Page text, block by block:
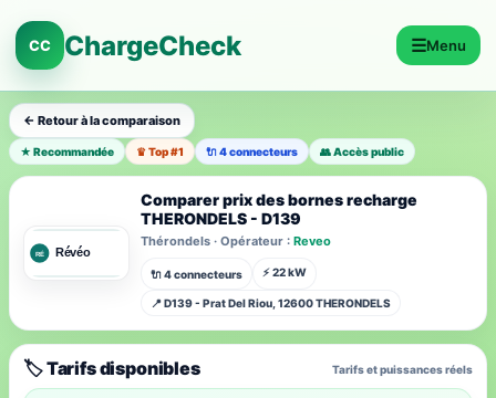
CC ChargeCheck ☰Menu
← Retour à la comparaison
★ Recommandée ♛ Top #1 🔌 4 connecteurs 👥 Accès public
Comparer prix des bornes recharge
THERONDELS - D139
Thérondels · Opérateur : Reveo
🔌 4 connecteurs ⚡ 22 kW
📍 D139 - Prat Del Riou, 12600 THERONDELS
🏷️ Tarifs disponibles Tarifs et puissances réels